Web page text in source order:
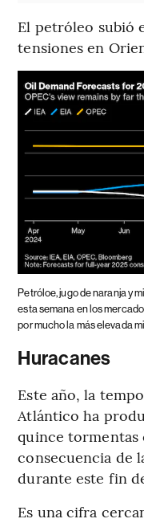
El petróleo subió
tensiones en
Petróloe, jugo de naranja y
esta semana en los
por mucho la más elevada
Huracanes
Este año, la
Atlántico ha
quince
consecuencia de
durante este fin
Es una cifra